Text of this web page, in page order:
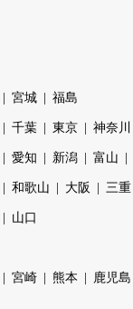
宮城 福島
千葉 東京 神奈川
愛知 新潟 富山
和歌山 大阪 三重
山口
宮崎 熊本 鹿児島